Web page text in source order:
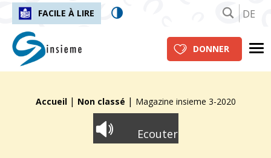
FACILE À LIRE DE
insieme.ch
DONNER
Fil d'Ariane :
Accueil | Non classé | Magazine insieme 3-2020
Ecouter